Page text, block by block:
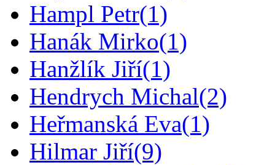
Hampl Petr(1)
Hanák Mirko(1)
Hanžlík Jiří(1)
Hendrych Michal(2)
Heřmanská Eva(1)
Hilmar Jiří(9)